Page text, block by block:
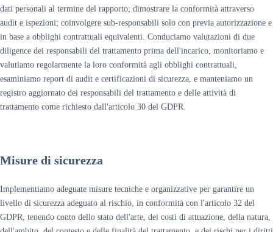
dati personali al termine del rapporto; dimostrare la conformità attraverso
audit e ispezioni; coinvolgere sub-responsabili solo con previa autorizzazione e
in base a obblighi contrattuali equivalenti. Conduciamo valutazioni di due
diligence dei responsabili del trattamento prima dell'incarico, monitoriamo e
valutiamo regolarmente la loro conformità agli obblighi contrattuali,
esaminiamo report di audit e certificazioni di sicurezza, e manteniamo un
registro aggiornato dei responsabili del trattamento e delle attività di
trattamento come richiesto dall'articolo 30 del GDPR.
Misure di sicurezza
Implementiamo adeguate misure tecniche e organizzative per garantire un
livello di sicurezza adeguato al rischio, in conformità con l'articolo 32 del
GDPR, tenendo conto dello stato dell'arte, dei costi di attuazione, della natura,